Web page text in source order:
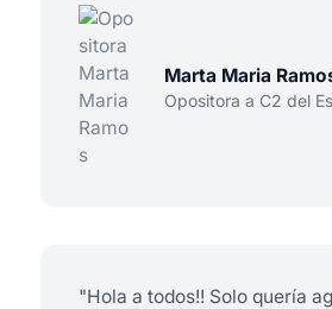
Marta Maria
Opositora a C2 del
"Hola a todos!! Solo quería